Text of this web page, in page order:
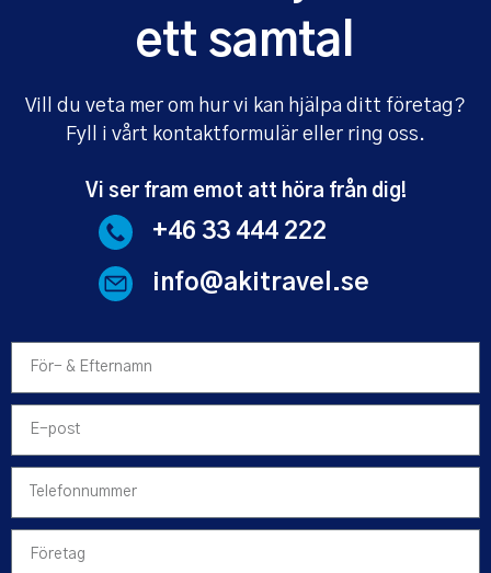
ett samtal
Vill du veta mer om hur vi kan hjälpa ditt företag?
Fyll i vårt kontaktformulär eller ring oss.
Vi ser fram emot att höra från dig!
+46 33 444 222
info@akitravel.se